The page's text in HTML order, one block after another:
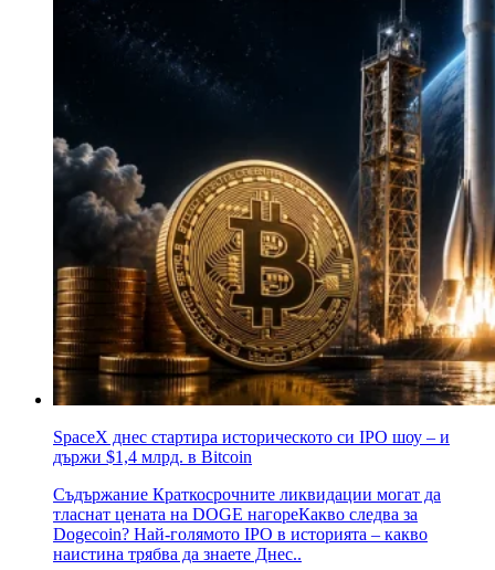
SpaceX днес стартира историческото си IPO шоу – и
държи $1,4 млрд. в Bitcoin
Съдържание Краткосрочните ликвидации могат да
тласнат цената на DOGE нагореКакво следва за
Dogecoin? Най-голямото IPO в историята – какво
наистина трябва да знаете Днес..